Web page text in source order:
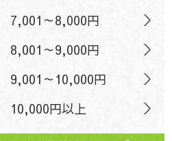
7,001～8,000円
8,001～9,000円
9,001～10,000円
10,000円以上